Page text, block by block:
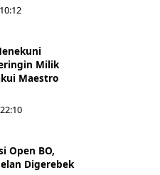
Milik
Maestro
Open BO,
Digerebek